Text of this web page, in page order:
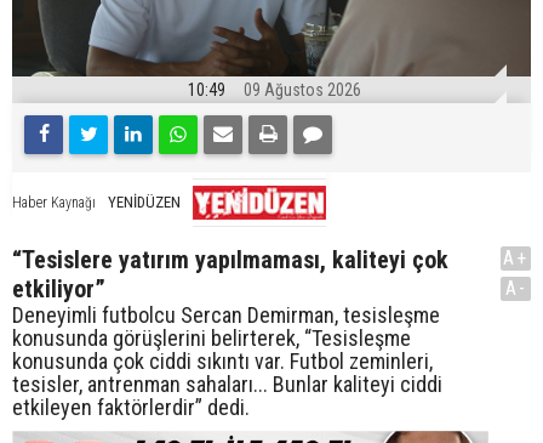
10:49 09 Ağustos 2026
Haber Kaynağı YENİDÜZEN
“Tesislere yatırım yapılmaması, kaliteyi çok
etkiliyor”
Deneyimli futbolcu Sercan Demirman, tesisleşme
konusunda görüşlerini belirterek, “Tesisleşme
konusunda çok ciddi sıkıntı var. Futbol zeminleri,
tesisler, antrenman sahaları... Bunlar kaliteyi ciddi
etkileyen faktörlerdir” dedi.
A+
A-